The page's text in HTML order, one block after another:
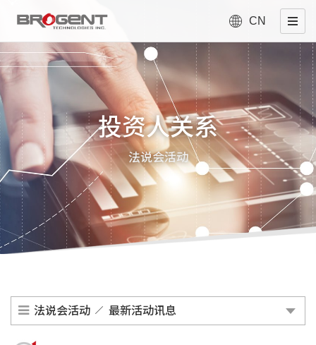
CN
投资人关系
法说会活动
法说会活动 最新活动讯息